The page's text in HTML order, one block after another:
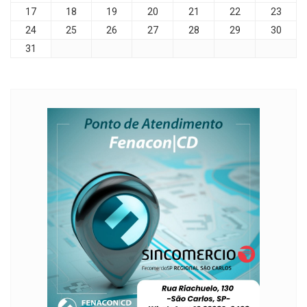
17
18 19 20 21 22
23
24
25 26 27 28 29
30
31